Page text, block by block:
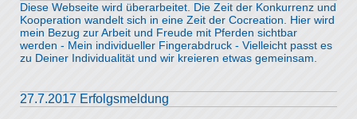
Diese Webseite wird überarbeitet. Die Zeit der Konkurrenz und
Kooperation wandelt sich in eine Zeit der Cocreation. Hier wird
mein Bezug zur Arbeit und Freude mit Pferden sichtbar
werden - Mein individueller Fingerabdruck - Vielleicht passt es
zu Deiner Individualität und wir kreieren etwas gemeinsam.
27.7.2017 Erfolgsmeldung